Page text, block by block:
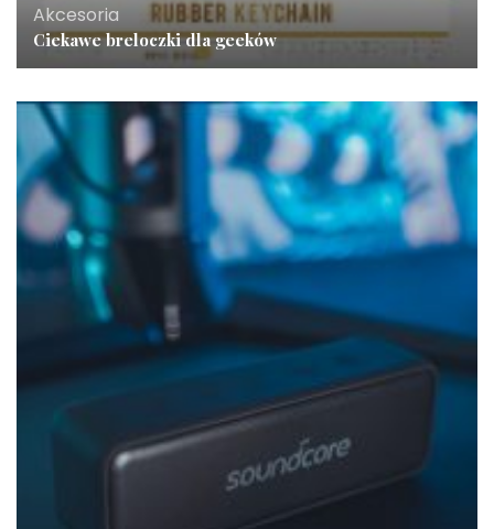
Akcesoria
Ciekawe breloczki dla geeków